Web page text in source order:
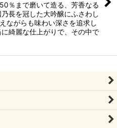
％まで磨いて造る、芳香なる
長を冠した大吟醸にふさわし
ながらも味わい深さを追求し
綺麗な仕上がりで、その中で